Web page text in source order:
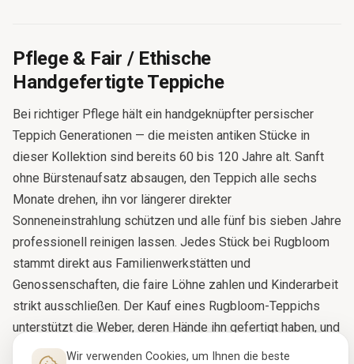
Pflege & Fair / Ethische
Handgefertigte Teppiche
Bei richtiger Pflege hält ein handgeknüpfter persischer
Teppich Generationen — die meisten antiken Stücke in
dieser Kollektion sind bereits 60 bis 120 Jahre alt. Sanft
ohne Bürstenaufsatz absaugen, den Teppich alle sechs
Monate drehen, ihn vor längerer direkter
Sonneneinstrahlung schützen und alle fünf bis sieben Jahre
professionell reinigen lassen. Jedes Stück bei Rugbloom
stammt direkt aus Familienwerkstätten und
Genossenschaften, die faire Löhne zahlen und Kinderarbeit
strikt ausschließen. Der Kauf eines Rugbloom-Teppichs
unterstützt die Weber, deren Hände ihn gefertigt haben, und
die Tradition, die sie ausgebildet hat.
Wir verwenden Cookies, um Ihnen die beste